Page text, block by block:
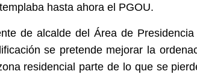
hasta ahora el PGOU.
de alcalde del Área de
se pretende mejorar la
residencial parte de lo que se